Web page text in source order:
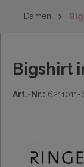
Damen
Bigshirt
Art.-Nr.: